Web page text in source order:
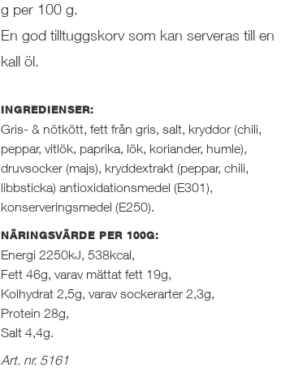
g per 100 g.
En god tilltuggskorv som kan serveras till en
kall öl.
INGREDIENSER:
Gris- & nötkött, fett från gris, salt, kryddor (chili,
peppar, vitlök, paprika, lök, koriander, humle),
druvsocker (majs), kryddextrakt (peppar, chili,
libbsticka) antioxidationsmedel (E301),
konserveringsmedel (E250).
NÄRINGSVÄRDE PER 100G:
Energi 2250kJ, 538kcal,
Fett 46g, varav mättat fett 19g,
Kolhydrat 2,5g, varav sockerarter 2,3g,
Protein 28g,
Salt 4,4g.
Art. nr. 5161